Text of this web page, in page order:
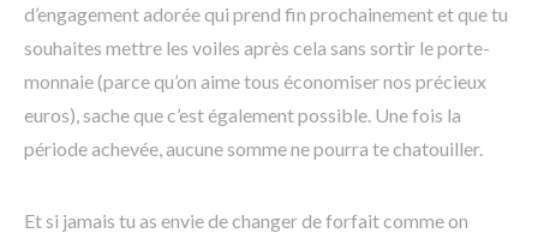
d’engagement adorée qui prend fin prochainement et que tu
souhaites mettre les voiles après cela sans sortir le porte-
monnaie (parce qu’on aime tous économiser nos précieux
euros), sache que c’est également possible. Une fois la
période achevée, aucune somme ne pourra te chatouiller.
Et si jamais tu as envie de changer de forfait comme on